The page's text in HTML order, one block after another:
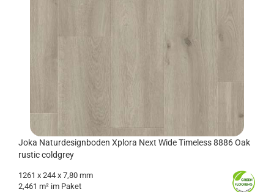
Joka Na­tur­de­sign­bo­den Xplo­ra Next Wide Ti­me­l­ess 8886 Oak
rustic cold­grey
1261 x 244 x 7,80 mm
2,461 m² im Paket